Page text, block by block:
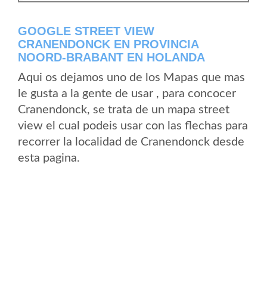
GOOGLE STREET VIEW
CRANENDONCK EN PROVINCIA
NOORD-BRABANT EN HOLANDA
Aqui os dejamos uno de los Mapas que mas
le gusta a la gente de usar , para concocer
Cranendonck, se trata de un mapa street
view el cual podeis usar con las flechas para
recorrer la localidad de Cranendonck desde
esta pagina.